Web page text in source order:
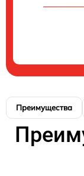
Преимущества